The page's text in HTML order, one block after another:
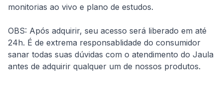
monitorias ao vivo e plano de estudos.
OBS: Após adquirir, seu acesso será liberado em até
24h. É de extrema responsablidade do consumidor
sanar todas suas dúvidas com o atendimento do Jaula
antes de adquirir qualquer um de nossos produtos.